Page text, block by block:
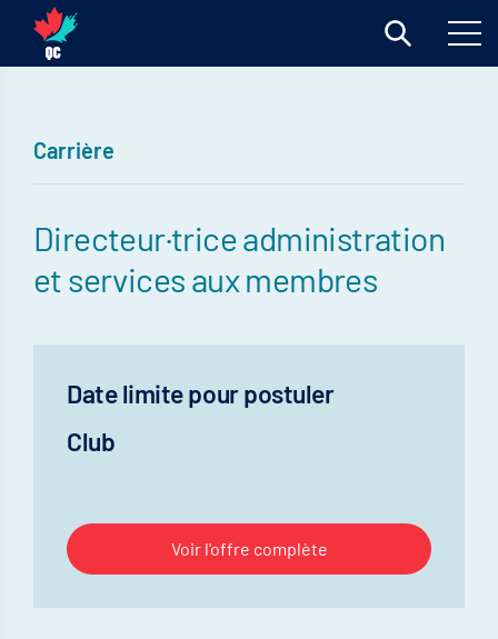
Carrière
Directeur·trice administration
et services aux membres
Date limite pour postuler
Club
Voir l'offre complète